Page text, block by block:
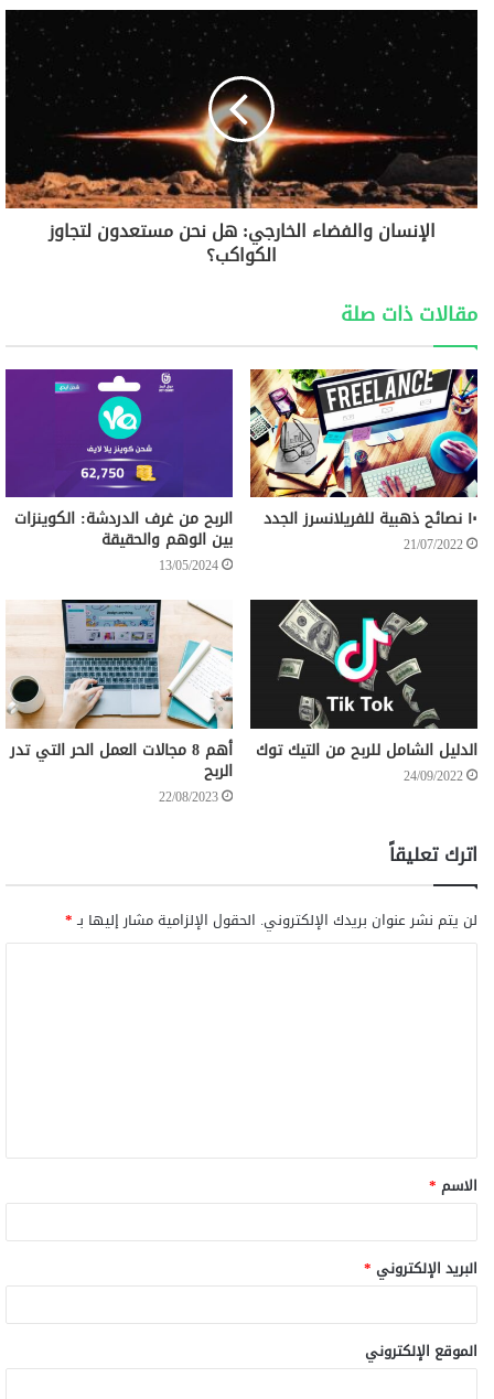
الإنسان والفضاء الخارجي: هل نحن مستعدون لتجاوز
الكواكب؟
مقالات ذات صلة
١٠ نصائح ذهبية للفريلانسرز الجدد
21/07/2022
الربح من غرف الدردشة: الكوينزات
بين الوهم والحقيقة
13/05/2024
الدليل الشامل للربح من التيك توك
24/09/2022
أهم 8 مجالات العمل الحر التي تدر
الربح
22/08/2023
اترك تعليقاً
لن يتم نشر عنوان بريدك الإلكتروني. الحقول الإلزامية مشار إليها بـ*
ق
*
الاسم *
البريد الإلكتروني *
الموقع الإلكتروني